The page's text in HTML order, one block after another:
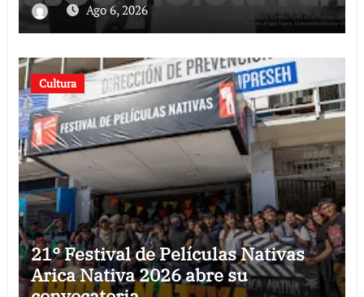
Ago 6, 2026
Cultura
21° Festival de Películas Nativas
Arica Nativa 2026 abre su